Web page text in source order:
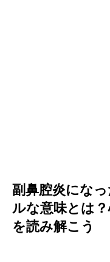
副鼻腔炎にな
ルな意味とは
を読み解こう